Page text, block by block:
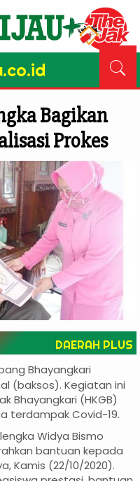
Bagikan
Prokes
DAERAH PLUS
Bhayangkari
(baksos). Kegiatan ini
Bhayangkari (HKGB)
terdampak Covid-19.
Widya Bismo
bantuan kepada
Kamis (22/10/2020).